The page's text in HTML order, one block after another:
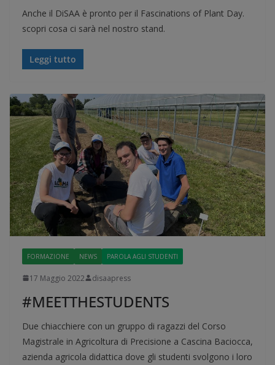
Anche il DiSAA è pronto per il Fascinations of Plant Day.
scopri cosa ci sarà nel nostro stand.
Leggi tutto
FORMAZIONE NEWS PAROLA AGLI STUDENTI
17 Maggio 2022 disaapress
#MEETTHESTUDENTS
Due chiacchiere con un gruppo di ragazzi del Corso
Magistrale in Agricoltura di Precisione a Cascina Baciocca,
azienda agricola didattica dove gli studenti svolgono i loro